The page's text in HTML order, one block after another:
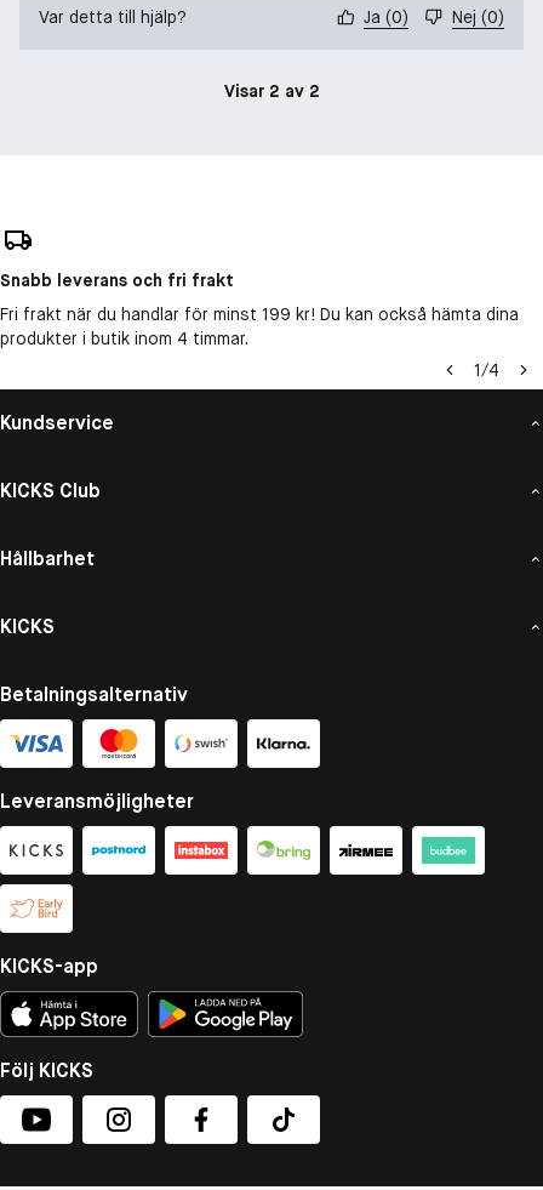
Var detta till hjälp? Ja (0) Nej (0)
Visar 2 av 2
Snabb leverans och fri frakt
Fri frakt när du handlar för minst 199 kr! Du kan också hämta dina
produkter i butik inom 4 timmar.
1/4
Kundservice
KICKS Club
Hållbarhet
KICKS
Betalningsalternativ
Leveransmöjligheter
KICKS-app
Följ KICKS